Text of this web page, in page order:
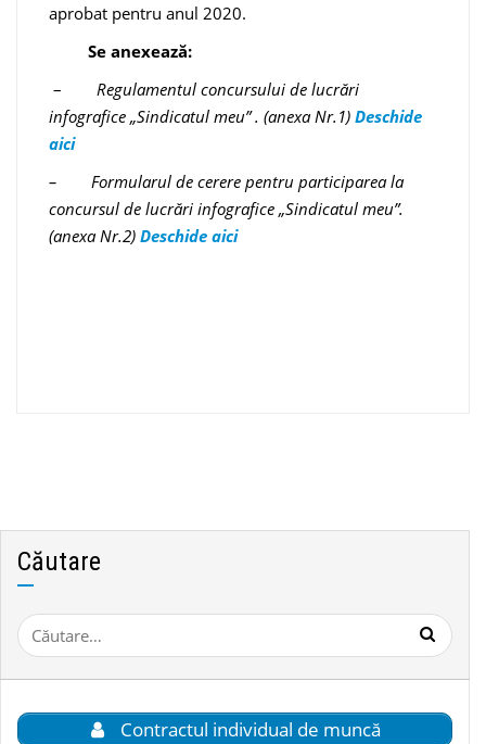
aprobat pentru anul 2020.
Se anexează:
– Regulamentul concursului de lucrări
infografice „Sindicatul meu” . (anexa Nr.1) Deschide
aici
– Formularul de cerere pentru participarea la
concursul de lucrări infografice „Sindicatul meu”.
(anexa Nr.2) Deschide aici
Căutare
Caută
după:
Contractul individual de muncă